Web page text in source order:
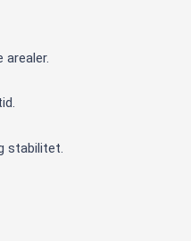
stabilitet.